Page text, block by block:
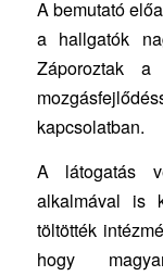
A bemutató
a hallgatók
Záporoztak
kapcsolatban.
A látogatás
alkalmával is
töltötték
hogy